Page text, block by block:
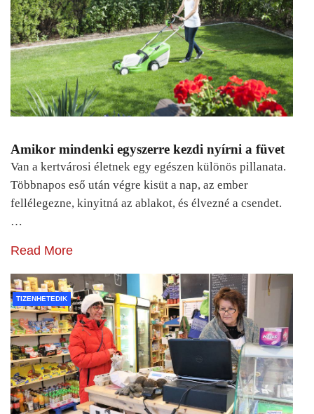
Amikor mindenki egyszerre kezdi nyírni a füvet
Van a kertvárosi életnek egy egészen különös pillanata.
Többnapos eső után végre kisüt a nap, az ember
fellélegezne, kinyitná az ablakot, és élvezné a csendet.
…
Read More
TIZENHETEDIK